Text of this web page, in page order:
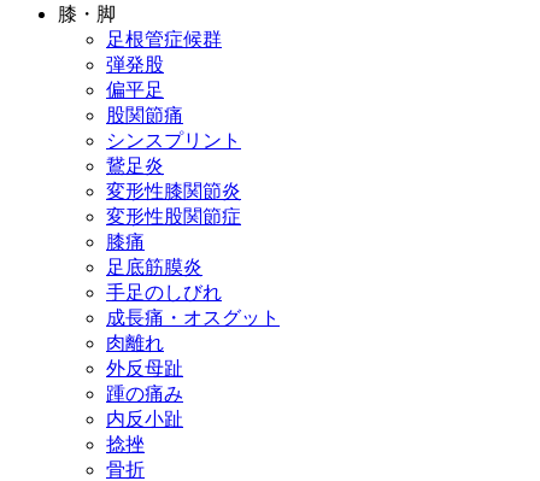
膝・脚
足根管症候群
弾発股
偏平足
股関節痛
シンスプリント
鵞足炎
変形性膝関節炎
変形性股関節症
膝痛
足底筋膜炎
手足のしびれ
成長痛・オスグット
肉離れ
外反母趾
踵の痛み
内反小趾
捻挫
骨折